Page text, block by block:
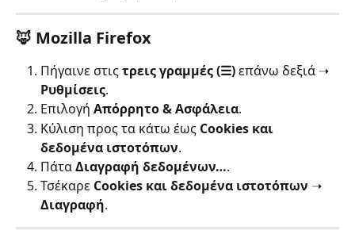
🦊 Mozilla Firefox
Πήγαινε στις τρεις γραμμές (☰) επάνω δεξιά ➝
Ρυθμίσεις.
Επιλογή Απόρρητο & Ασφάλεια.
Κύλιση προς τα κάτω έως Cookies και
δεδομένα ιστοτόπων.
Πάτα Διαγραφή δεδομένων….
Τσέκαρε Cookies και δεδομένα ιστοτόπων ➝
Διαγραφή.